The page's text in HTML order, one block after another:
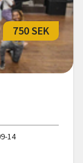
750 SEK
14